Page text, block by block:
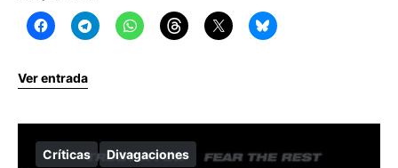
Ver entrada
Críticas Divagaciones